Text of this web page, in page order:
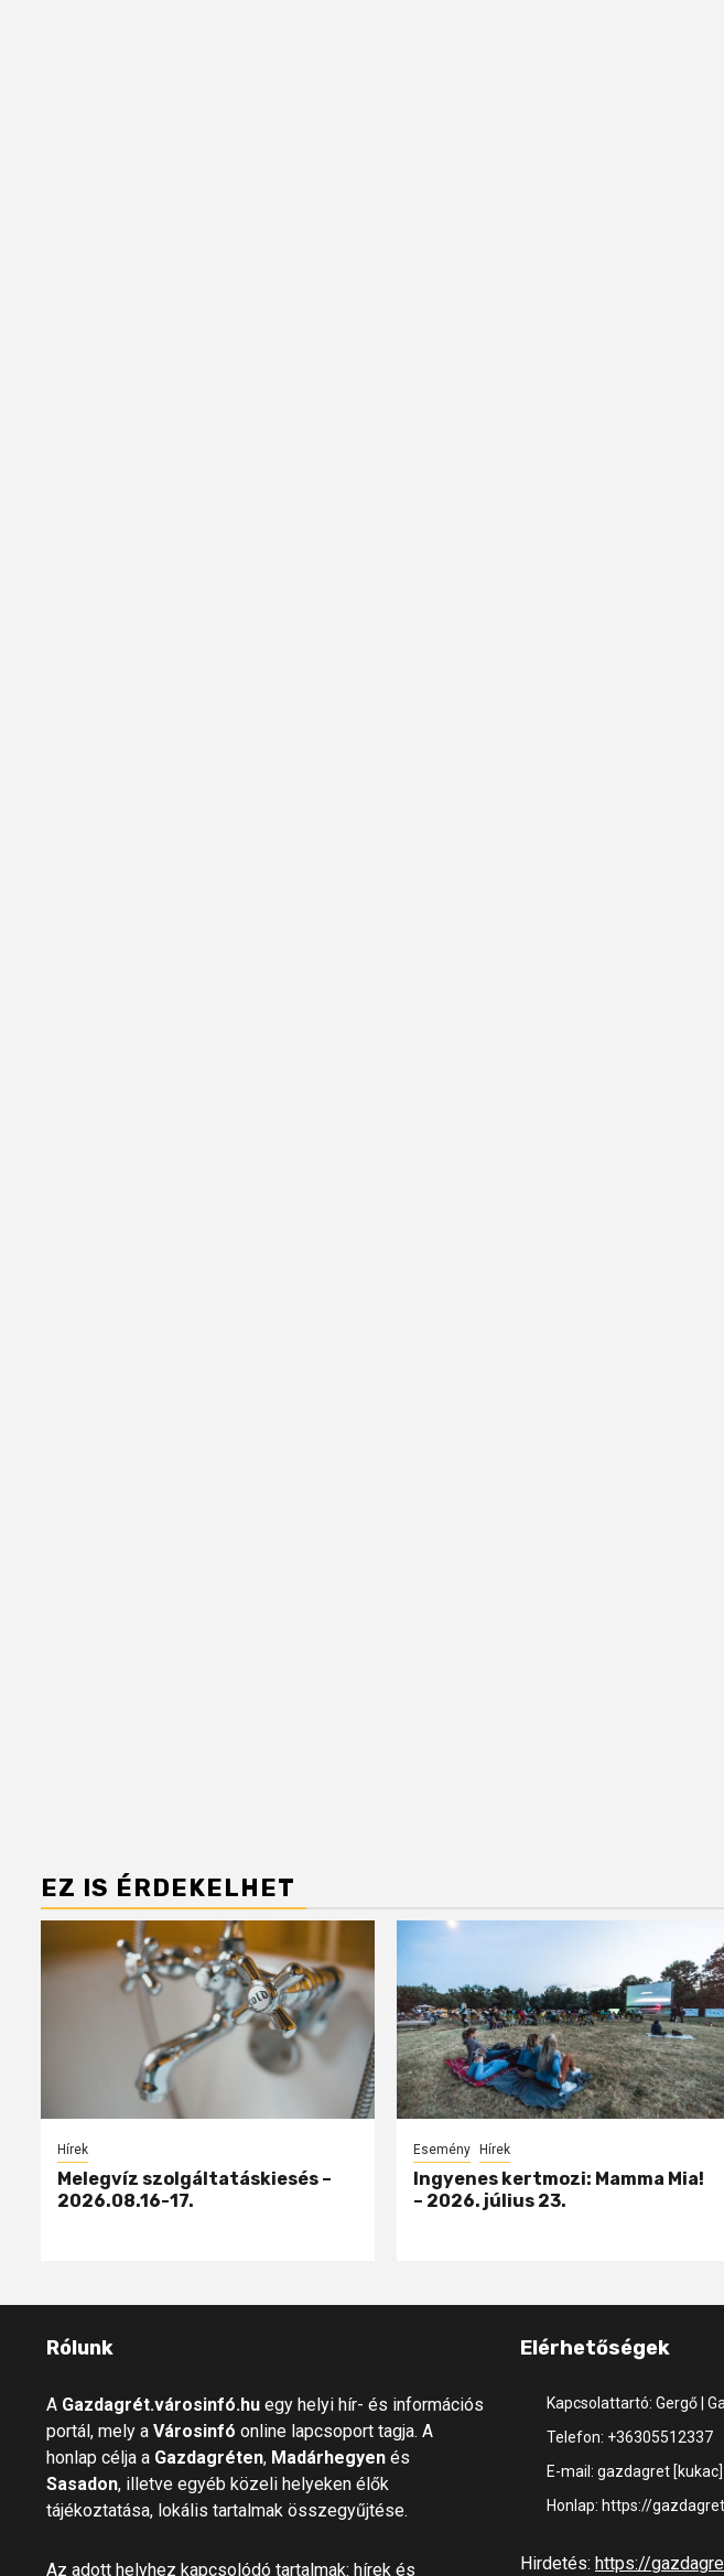
EZ IS ÉRDEKELHET
Hírek
Melegvíz szolgáltatáskiesés –
2026.08.16-17.
Esemény Hírek
Ingyenes kertmozi: Mamma Mia!
– 2026. július 23.
Rólunk
A Gazdagrét.városinfó.hu egy helyi hír- és információs
portál, mely a Városinfó online lapcsoport tagja. A
honlap célja a Gazdagréten, Madárhegyen és
Sasadon, illetve egyéb közeli helyeken élők
tájékoztatása, lokális tartalmak összegyűjtése.
Az adott helyhez kapcsolódó tartalmak: hírek és
Elérhetőségek
Kapcsolattartó: Gergő |
Telefon: +36305512337
E-mail: gazdagret
Honlap: https://
Hirdetés: https://